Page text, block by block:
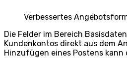
Verbessertes
Die Felder im Bereich
Kundenkontos direkt aus dem
Hinzufügen eines Postens